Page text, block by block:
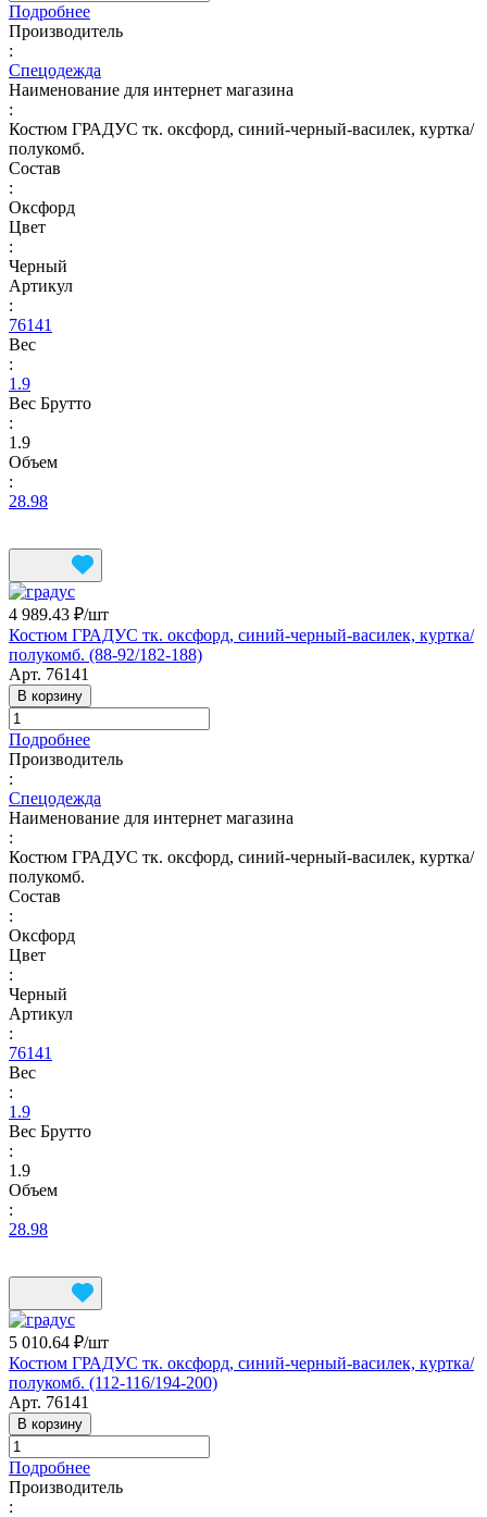
Подробнее
Производитель
:
Спецодежда
Наименование для интернет магазина
:
Костюм ГРАДУС тк. оксфорд, синий-черный-василек, куртка/
полукомб.
Состав
:
Оксфорд
Цвет
:
Черный
Артикул
:
76141
Вес
:
1.9
Вес Брутто
:
1.9
Объем
:
28.98
4 989.43 ₽/шт
Костюм ГРАДУС тк. оксфорд, синий-черный-василек, куртка/
полукомб. (88-92/182-188)
Арт. 76141
В корзину
Подробнее
Производитель
:
Спецодежда
Наименование для интернет магазина
:
Костюм ГРАДУС тк. оксфорд, синий-черный-василек, куртка/
полукомб.
Состав
:
Оксфорд
Цвет
:
Черный
Артикул
:
76141
Вес
:
1.9
Вес Брутто
:
1.9
Объем
:
28.98
5 010.64 ₽/шт
Костюм ГРАДУС тк. оксфорд, синий-черный-василек, куртка/
полукомб. (112-116/194-200)
Арт. 76141
В корзину
Подробнее
Производитель
: